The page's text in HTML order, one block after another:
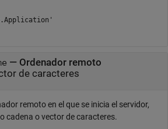
— Ordenador remoto
de caracteres
remoto en el que se inicia el servidor,
cadena o vector de caracteres.